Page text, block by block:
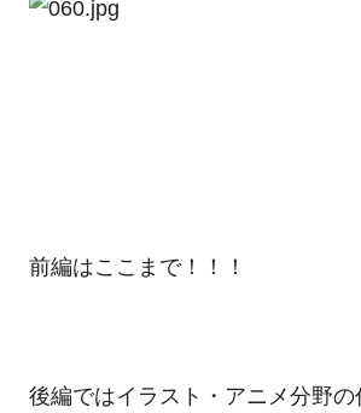
前編はここまで！！！
後編ではイラスト・アニメ分野